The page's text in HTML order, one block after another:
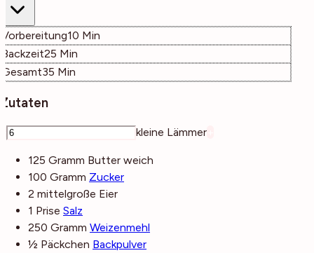
Vorbereitung10 Minuten
Min
Backzeit25 Minuten
Min
Gesamt35 Minuten
Min
Zutaten
kleine Lämmer
125 Gramm Butter weich
100 Gramm Zucker
2 mittelgroße Eier
1 Prise Salz
250 Gramm Weizenmehl
½ Päckchen Backpulver